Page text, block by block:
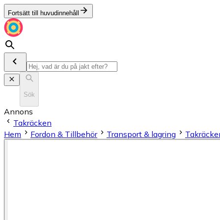
Fortsätt till huvudinnehåll
Sök
Annons
Takräcken
Hem
Fordon & Tillbehör Transport & lagring